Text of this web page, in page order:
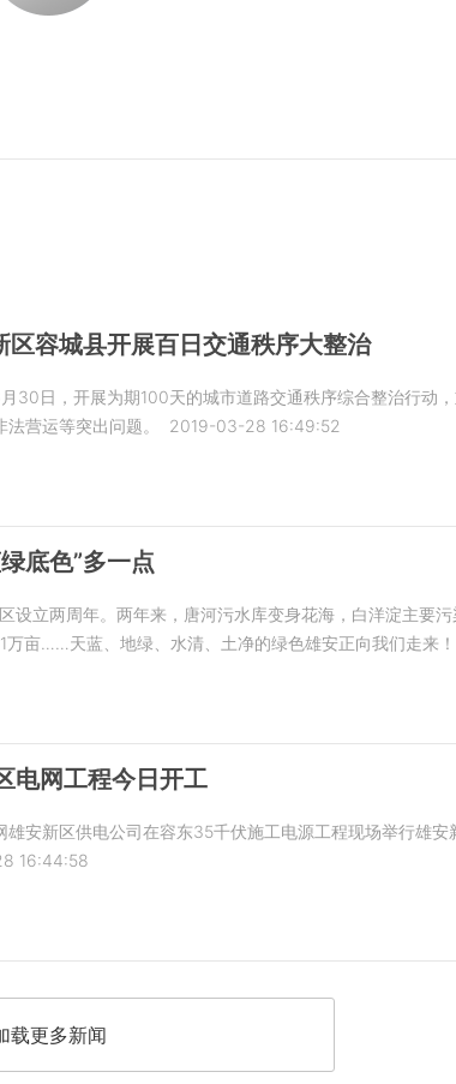
区容城县开展百日交通秩序大整治
30日，开展为期100天的城市道路交通秩序综合整治行动，
营运等突出问题。
2019-03-28 16:49:52
底色”多一点
设立两周年。两年来，唐河污水库变身花海，白洋淀主要
万亩……天蓝、地绿、水清、土净的绿色雄安正向我们走来！
电网工程今日开工
安新区供电公司在容东35千伏施工电源工程现场举行雄安
16:44:58
载更多新闻